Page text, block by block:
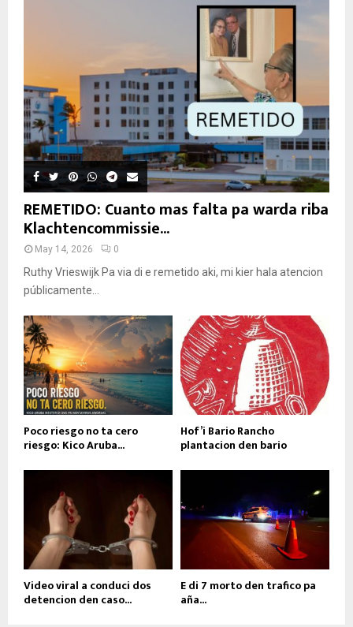
REMETIDO: Cuanto mas falta pa warda riba
Klachtencommissie...
May 14, 2026 0
Ruthy Vrieswijk Pa via di e remetido aki, mi kier hala atencion
públicamente...
Poco riesgo no ta cero
riesgo: Kico Aruba...
Hof’i Bario Rancho
plantacion den bario
Video viral a conduci dos
detencion den caso...
E di 7 morto den trafico pa
aña...